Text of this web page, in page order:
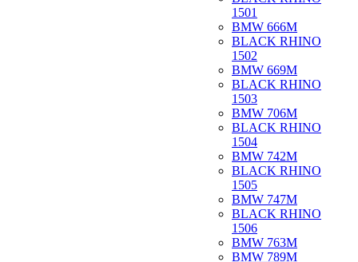
1501
BMW 666M
BLACK RHINO
1502
BMW 669M
BLACK RHINO
1503
BMW 706M
BLACK RHINO
1504
BMW 742M
BLACK RHINO
1505
BMW 747M
BLACK RHINO
1506
BMW 763M
BMW 789M